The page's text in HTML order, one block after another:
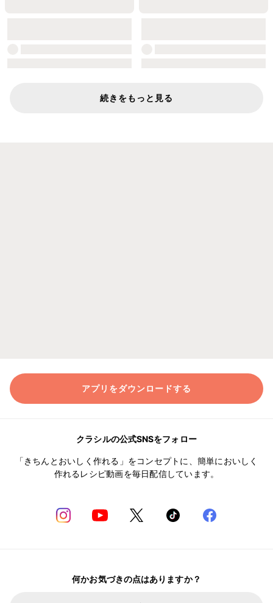
続きをもっと見る
アプリをダウンロードする
クラシルの公式SNSをフォロー
「きちんとおいしく作れる」をコンセプトに、簡単においしく
作れるレシピ動画を毎日配信しています。
何かお気づきの点はありますか？